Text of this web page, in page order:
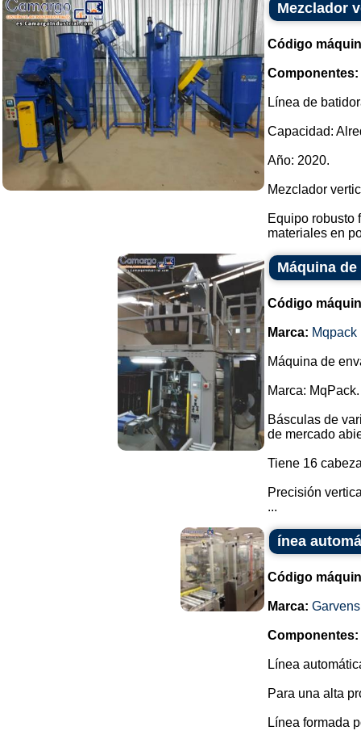
Mezclador
Código
Componentes:
Línea de
Capacidad:
Año: 2020.
Mezclador
Equipo robusto
materiales en
Máquina
Código
Marca: Mqpack
Máquina de
Marca: MqPack.
Básculas de
de mercado
Tiene 16
Precisión
...
ínea
Código
Marca:
Componentes:
Línea
Para una alta
Línea formada